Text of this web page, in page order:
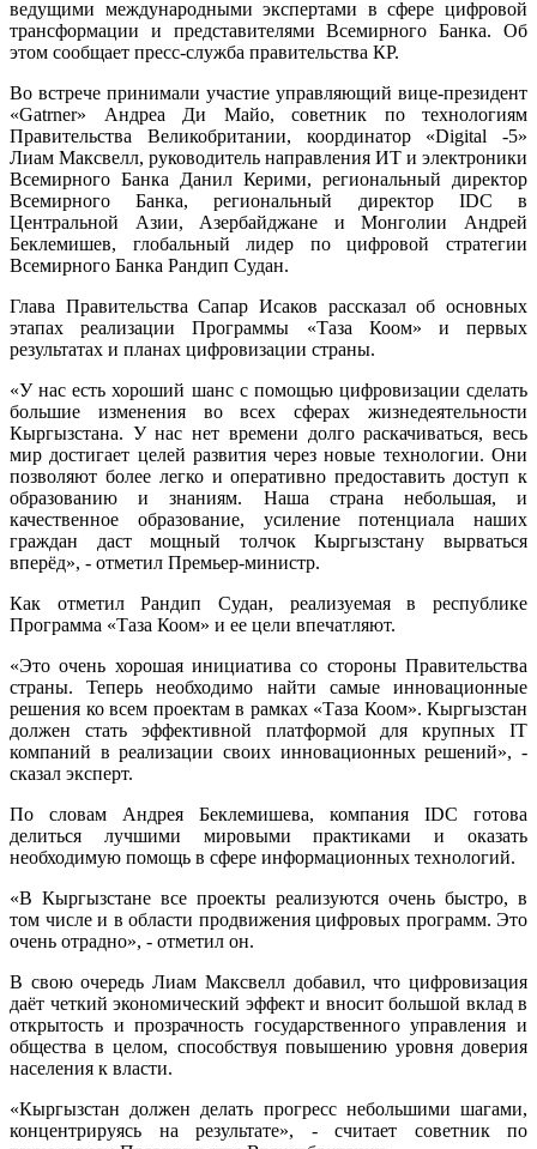
ведущими международными экспертами в сфере цифровой
трансформации и представителями Всемирного Банка. Об
этом сообщает пресс-служба правительства КР.
Во встрече принимали участие управляющий вице-президент
«Gatrner» Андреа Ди Майо, советник по технологиям
Правительства Великобритании, координатор «Digital -5»
Лиам Максвелл, руководитель направления ИТ и электроники
Всемирного Банка Данил Керими, региональный директор
Всемирного Банка, региональный директор IDC в
Центральной Азии, Азербайджане и Монголии Андрей
Беклемишев, глобальный лидер по цифровой стратегии
Всемирного Банка Рандип Судан.
Глава Правительства Сапар Исаков рассказал об основных
этапах реализации Программы «Таза Коом» и первых
результатах и планах цифровизации страны.
«У нас есть хороший шанс с помощью цифровизации сделать
большие изменения во всех сферах жизнедеятельности
Кыргызстана. У нас нет времени долго раскачиваться, весь
мир достигает целей развития через новые технологии. Они
позволяют более легко и оперативно предоставить доступ к
образованию и знаниям. Наша страна небольшая, и
качественное образование, усиление потенциала наших
граждан даст мощный толчок Кыргызстану вырваться
вперёд», - отметил Премьер-министр.
Как отметил Рандип Судан, реализуемая в республике
Программа «Таза Коом» и ее цели впечатляют.
«Это очень хорошая инициатива со стороны Правительства
страны. Теперь необходимо найти самые инновационные
решения ко всем проектам в рамках «Таза Коом». Кыргызстан
должен стать эффективной платформой для крупных IT
компаний в реализации своих инновационных решений», -
сказал эксперт.
По словам Андрея Беклемишева, компания IDC готова
делиться лучшими мировыми практиками и оказать
необходимую помощь в сфере информационных технологий.
«В Кыргызстане все проекты реализуются очень быстро, в
том числе и в области продвижения цифровых программ. Это
очень отрадно», - отметил он.
В свою очередь Лиам Максвелл добавил, что цифровизация
даёт четкий экономический эффект и вносит большой вклад в
открытость и прозрачность государственного управления и
общества в целом, способствуя повышению уровня доверия
населения к власти.
«Кыргызстан должен делать прогресс небольшими шагами,
концентрируясь на результате», - считает советник по